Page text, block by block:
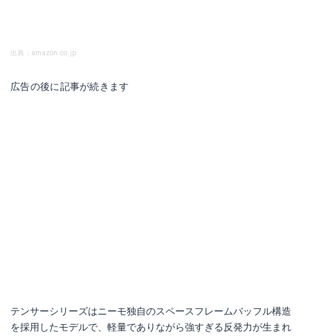
出典：amazon.co.jp
広告の後に記事が続きます
テンサーシリーズはニーモ独自のスペースフレームバッフル構造
を採用したモデルで、軽量でありながら強すぎる反発力が生まれ